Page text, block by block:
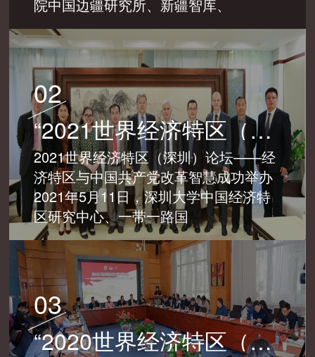
院中国边疆研究所、新疆智库、
02
“2021世界经济特区（深圳）论坛——经济特区与中国共产党改革智慧”成功举办
2021世界经济特区（深圳）论坛——经
济特区与中国共产党改革智慧成功举办
2021年5月11日，深圳大学中国经济特
区研究中心、一带一路国
03
“2020世界经济特区（深圳）论坛 ——综合改革试点与中国特色社会主义先行示范区建设”成功举办